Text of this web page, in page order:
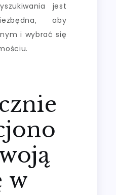
jest
aby
i wybrać się
w